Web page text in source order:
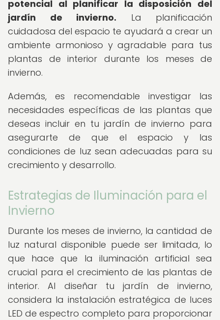
potencial al planificar la disposición del
jardín de invierno. La planificación
cuidadosa del espacio te ayudará a crear un
ambiente armonioso y agradable para tus
plantas de interior durante los meses de
invierno.
Además, es recomendable investigar las
necesidades específicas de las plantas que
deseas incluir en tu jardín de invierno para
asegurarte de que el espacio y las
condiciones de luz sean adecuadas para su
crecimiento y desarrollo.
Estrategias de Iluminación para el
Invierno
Durante los meses de invierno, la cantidad de
luz natural disponible puede ser limitada, lo
que hace que la iluminación artificial sea
crucial para el crecimiento de las plantas de
interior. Al diseñar tu jardín de invierno,
considera la instalación estratégica de luces
LED de espectro completo para proporcionar